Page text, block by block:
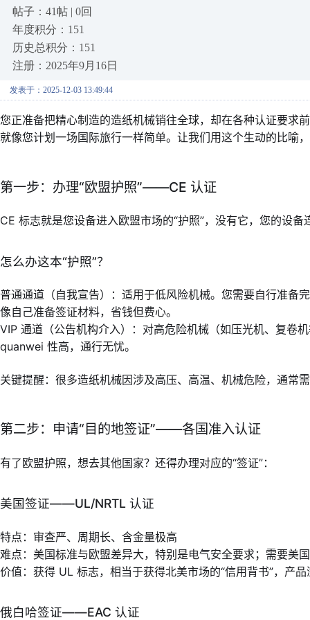
帖子：41帖 | 0回
年度积分：151
历史总积分：151
注册：2025年9月16日
发表于：2025-12-03 13:49:44
您正准备把精心制造的造纸机械销往全球，却在各种认证要
就像您计划一场国际旅行一样简单。让我们用这个生动的比喻
第一步：办理“欧盟护照”——CE 认证
CE 标志就是您设备进入欧盟市场的“护照”，没有它，您的设备
怎么办这本“护照”？
普通通道（自我宣告）：适用于低风险机械。您需要自行准备
像自己准备签证材料，省钱但费心。
VIP 通道（公告机构介入）：对高危险机械（如压光机、复卷
quanwei 性高，通行无忧。
关键提醒：很多造纸机械因涉及高压、高温、机械危险，通常
第二步：申请“目的地签证”——各国准入认证
有了欧盟护照，想去其他国家？还得办理对应的“签证”：
美国签证——UL/NRTL 认证
特点：审查严、周期长、含金量极高
难点：美国标准与欧盟差异大，特别是电气安全要求；需要美
价值：获得 UL 标志，相当于获得北美市场的“信用背书”，产
俄白哈签证——EAC 认证